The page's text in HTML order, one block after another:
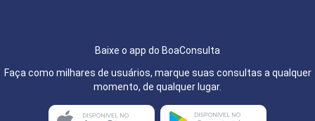
Baixe o app do BoaConsulta
Faça como milhares de usuários, marque suas consultas a qualquer
momento, de qualquer lugar.